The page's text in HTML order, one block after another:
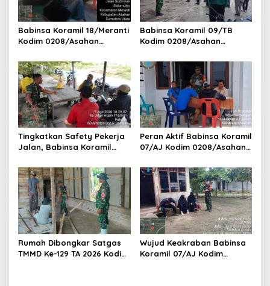
Babinsa Koramil 18/Meranti
Kodim 0208/Asahan
Komsos Dengan Warga
Masyarakat Binaan
Babinsa Koramil 09/TB
Kodim 0208/Asahan
Lewat Wasbang Kepada
Siswa-siswi MAN1 Kota
Tanjung Balai
Tingkatkan Safety Pekerja
Jalan, Babinsa Koramil
Gelar Komsos Bersama Tim
Pemotong Rumput Dinas PU
Peran Aktif Babinsa Koramil
07/AJ Kodim 0208/Asahan
Kantor Desa Air Joman
Rumah Dibongkar Satgas
TMMD Ke-129 TA 2026 Kodim
Wujud Keakraban Babinsa
Koramil 07/AJ Kodim